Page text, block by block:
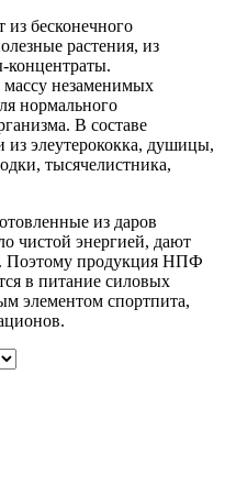
бесконечного
растения, из
концентраты.
незаменимых
нормального
В составе
из элеутерококка, душицы,
тысячелистника,
из даров
чистой энергией, дают
Поэтому продукция НПФ
в питание силовых
элементом спортпита,